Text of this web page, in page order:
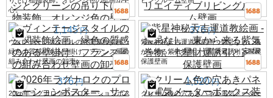
心。
1,145 円
ヴィンテージスタイルの玄関装飾絵画、
緑色の質感のある壁掛け、フランス風の
組み合わせ壁画の卸売。
376 円
紫星神秘天吉運道教絵画 - 禁忌なし、東
から来る紫気巻物、七星財運誘引と家屋
保護壁画
376 円
2026年ラグナロクのプロモーションポス
1,520 円
クリーム色の穴あきパネル電気メーター